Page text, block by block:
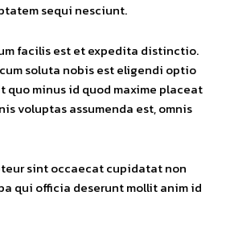
sequi nesciunt.
facilis est et expedita distinctio.
soluta nobis est eligendi optio
quo minus id quod maxime placeat
voluptas assumenda est, omnis
sint occaecat cupidatat non
qui officia deserunt mollit anim id